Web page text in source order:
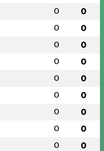
0 0
0 0
0 0
0 0
0 0
0 0
0 0
0 0
0 0